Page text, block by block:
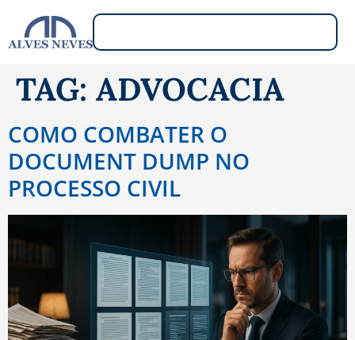
TAG: ADVOCACIA
COMO COMBATER O
DOCUMENT DUMP NO
PROCESSO CIVIL